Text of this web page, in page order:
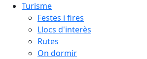
Turisme
Festes i fires
Llocs d'interès
Rutes
On dormir